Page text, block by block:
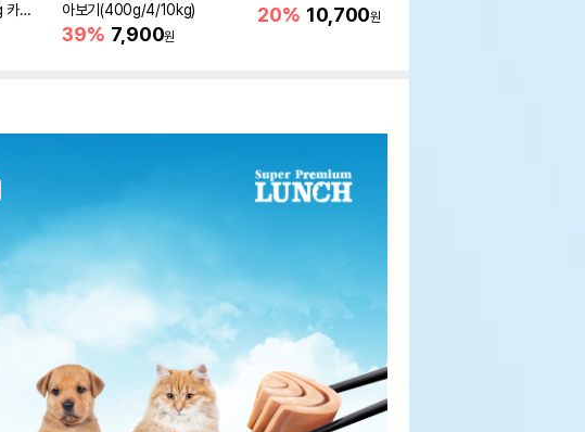
카사
아보기(400g/4/10kg)
39% 7,900원
20% 10,700원